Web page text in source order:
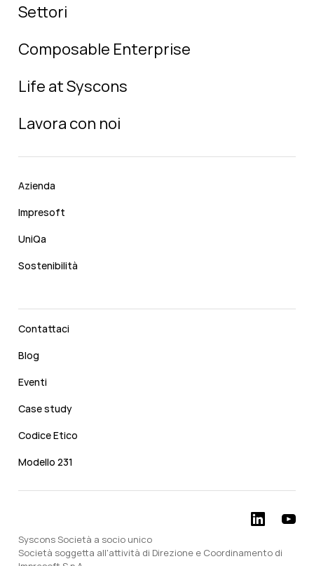
Settori
Composable Enterprise
Life at Syscons
Lavora con noi
Azienda
Impresoft
UniQa
Sostenibilità
Contattaci
Blog
Eventi
Case study
Codice Etico
Modello 231
Syscons Società a socio unico
Società soggetta all'attività di Direzione e Coordinamento di